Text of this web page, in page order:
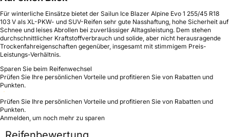
Für winterliche Einsätze bietet der Sailun Ice Blazer Alpine Evo 1 255/45 R18
103 V als XL-PKW- und SUV-Reifen sehr gute Nasshaftung, hohe Sicherheit auf
Schnee und leises Abrollen bei zuverlässiger Alltagsleistung. Dem stehen
durchschnittlicher Kraftstoffverbrauch und solide, aber nicht herausragende
Trockenfahreigenschaften gegenüber, insgesamt mit stimmigem Preis-
Leistungs-Verhältnis.
Sparen Sie beim Reifenwechsel
Prüfen Sie Ihre persönlichen Vorteile und profitieren Sie von Rabatten und
Punkten.
Prüfen Sie Ihre persönlichen Vorteile und profitieren Sie von Rabatten und
Punkten.
Anmelden, um noch mehr zu sparen